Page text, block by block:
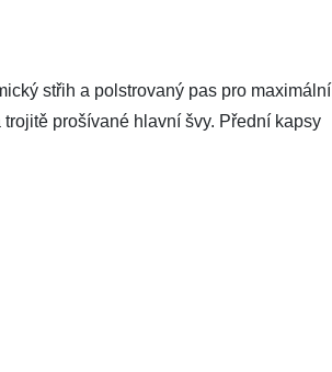
střih a polstrovaný pas pro maximální
prošívané hlavní švy. Přední kapsy